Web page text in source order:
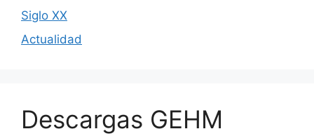
Siglo XX
Actualidad
Descargas GEHM